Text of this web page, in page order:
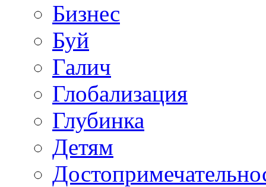
Бизнес
Буй
Галич
Глобализация
Глубинка
Детям